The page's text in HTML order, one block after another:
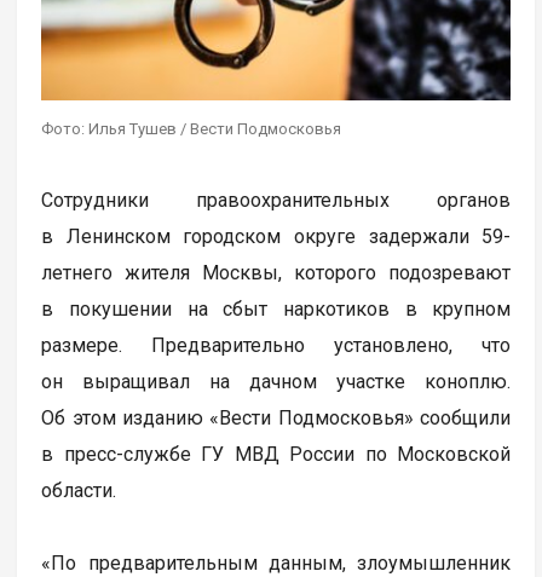
Фото: Илья Тушев / Вести Подмосковья
Сотрудники правоохранительных органов
в Ленинском городском округе задержали 59-
летнего жителя Москвы, которого подозревают
в покушении на сбыт наркотиков в крупном
размере. Предварительно установлено, что
он выращивал на дачном участке коноплю.
Об этом изданию «Вести Подмосковья» сообщили
в пресс-службе ГУ МВД России по Московской
области.
«По предварительным данным, злоумышленник